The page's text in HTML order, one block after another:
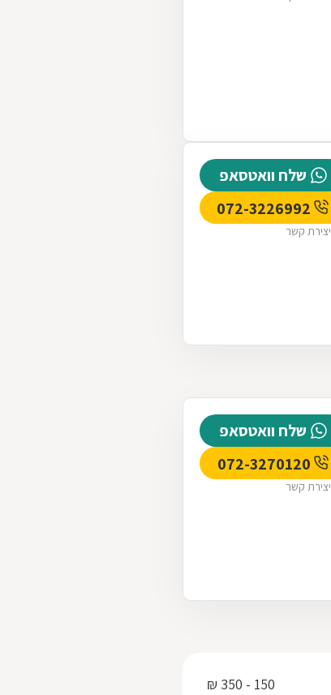
שלח וואטסאפ
יצירת קשר
שלח וואטסאפ
יצירת קשר
150 - 350 ₪